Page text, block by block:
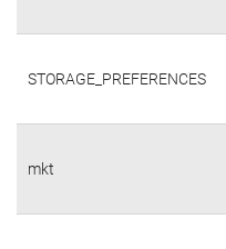
STORAGE_PREFERENCES
mkt